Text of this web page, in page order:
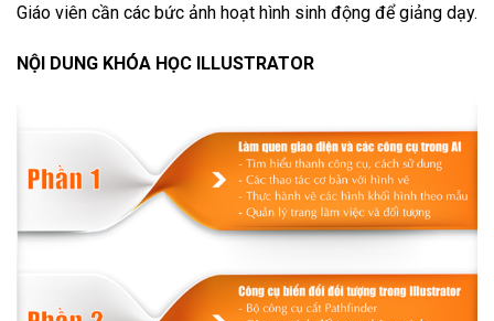
Giáo viên cần các bức ảnh hoạt hình sinh động để giảng dạy.
NỘI DUNG KHÓA HỌC ILLUSTRATOR